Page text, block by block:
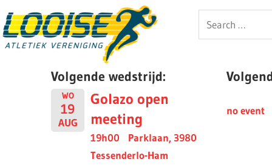
to
content
Looise
Search
for:
Volgende wedstrijd:
WO
19
AUG
Golazo open
meeting
19h00
Parklaan, 3980
Tessenderlo-Ham
no event